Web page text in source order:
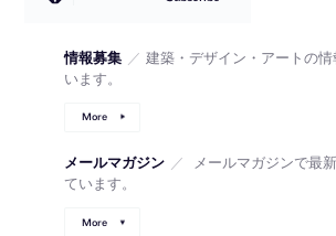
情報募集 ／ 建築・デザイン・アートの
います。
More
メールマガジン ／
メールマガジンで最
ています。
More